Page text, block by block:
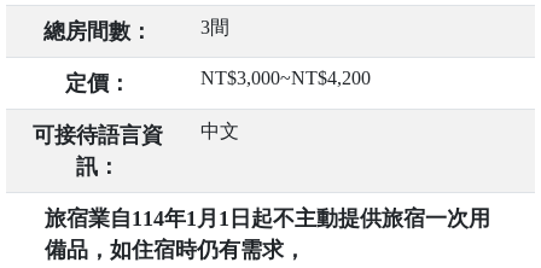
總房間數： 3間
定價： NT$3,000~NT$4,200
可接待語言資
訊：
中文
旅宿業自114年1月1日起不主動提供旅宿一次用
備品，如住宿時仍有需求，